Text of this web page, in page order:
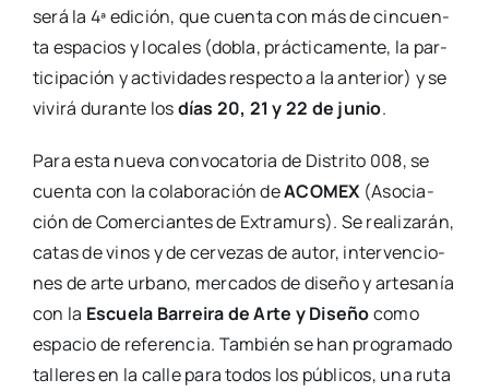
será la 4ª edi­ción, que cuen­ta con más de cin­cuen­
ta espa­cios y loca­les (dobla, prác­ti­ca­men­te, la par­
ti­ci­pa­ción y acti­vi­da­des res­pec­to a la ante­rior) y se
vivi­rá duran­te losdías 20, 21 y 22 de junio.
Para esta nue­va con­vo­ca­to­ria de Dis­tri­to 008, se
cuen­ta con la cola­bo­ra­ción deACOMEX (Aso­cia­
ción de Comer­cian­tes de Extra­murs). Se rea­li­za­rán,
catas de vinos y de cer­ve­zas de autor, inter­ven­cio­
nes de arte urbano, mer­ca­dos de dise­ño y arte­sa­nía
con la Escue­la Barrei­ra de Arte y Dise­ñocomo
espa­cio de refe­ren­cia. Tam­bién se han pro­gra­ma­do
talle­res en la calle para todos los públi­cos, una ruta